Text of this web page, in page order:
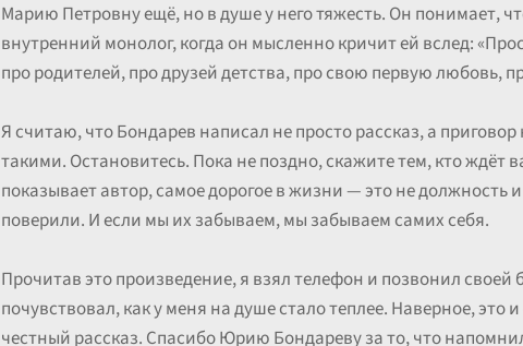
Марию Петровну ещё, но в душе у него тяжесть. Он понимает,
внутренний монолог, когда он мысленно кричит ей вслед:
про родителей, про друзей детства, про свою первую любовь,
Я считаю, что Бондарев написал не просто рассказ, а
такими. Остановитесь. Пока не поздно, скажите тем, кто ждёт
показывает автор, самое дорогое в жизни — это не должность
поверили. И если мы их забываем, мы забываем самих себя.
Прочитав это произведение, я взял телефон и позвонил своей
почувствовал, как у меня на душе стало теплее. Наверное, это
честный рассказ. Спасибо Юрию Бондареву за то, что